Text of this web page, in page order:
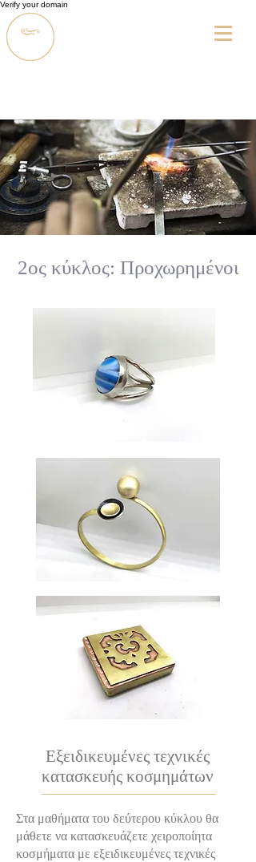
Verify your domain
2ος κύκλος: Προχωρημένοι
Εξειδικευμένες τεχνικές
κατασκευής κοσμημάτων
Στα μαθήματα του δεύτερου κύκλου θα
μάθετε να κατασκευάζετε χειροποίητα
κοσμήματα με εξειδικευμένες τεχνικές